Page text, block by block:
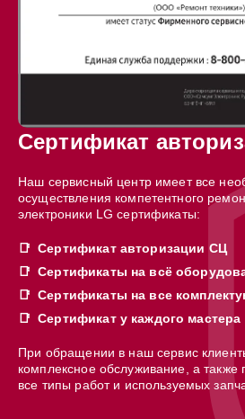
Сертификат
Наш сервисный центр имеет все
осуществления компетентного
электроники LG сертификаты:
Сертификат авторизации СЦ
Сертификаты на всё
Сертификаты на все
Сертификат у каждого мастера
При обращении в наш сервис
комплексное обслуживание, а также
все типы работ и используемых